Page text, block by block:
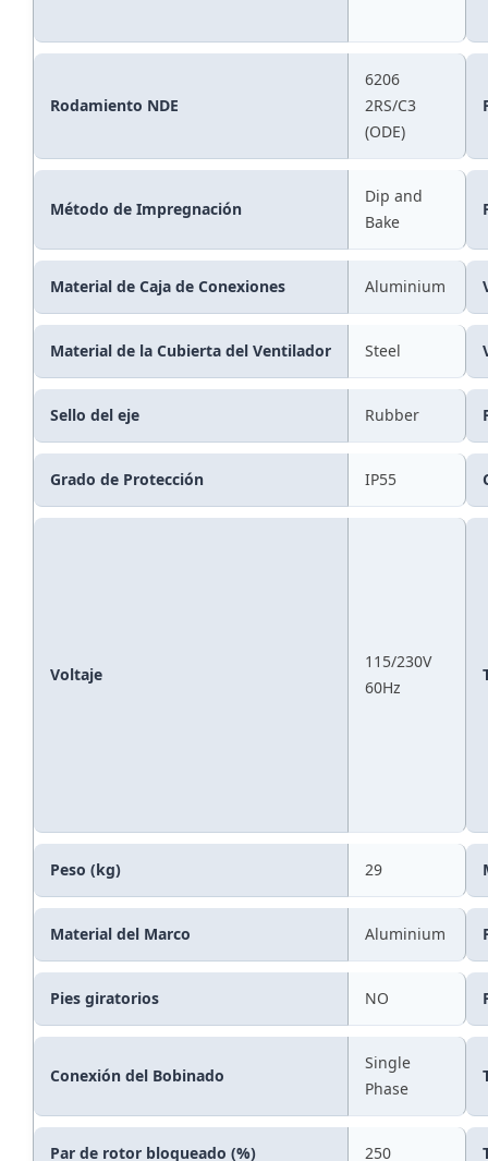
Rodamiento NDE
6206
2RS/C3
(ODE)
Método de Impregnación
Dip and
Bake
Material de Caja de Conexiones Aluminium
Material de la Cubierta del Ventilador Steel
Sello del eje Rubber
Grado de Protección IP55
Voltaje
115/230V
60Hz
Peso (kg) 29
Material del Marco Aluminium
Pies giratorios NO
Conexión del Bobinado
Single
Phase
Par de rotor bloqueado (%) 250